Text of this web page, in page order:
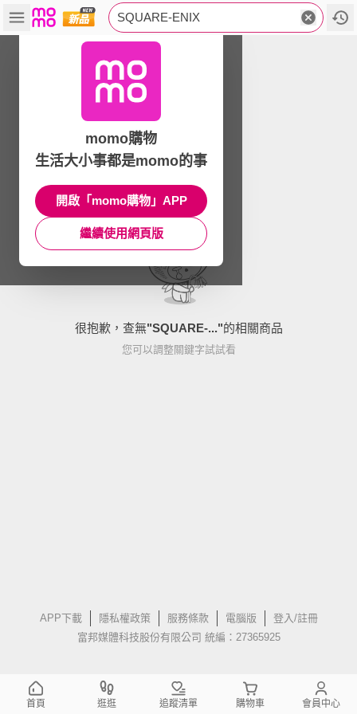
SQUARE-ENIX
很抱歉，查無"SQUARE-..."的相關商品
您可以調整關鍵字試試看
APP下載 隱私權政策 服務條款 電腦版
登入/註冊
富邦媒體科技股份有限公司 統編：27365925
momo購物
生活大小事都是momo的事
開啟「momo購物」APP
繼續使用網頁版
首頁 逛逛 追蹤清單 購物車 會員中心